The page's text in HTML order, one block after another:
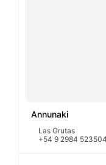
Annunaki
Las Grutas
+54 9 2984 523504